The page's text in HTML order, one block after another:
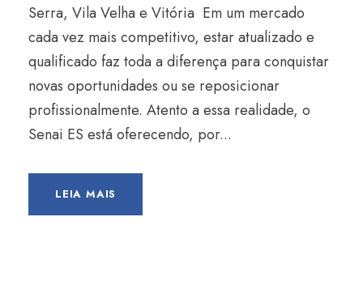
Serra, Vila Velha e Vitória Em um mercado
cada vez mais competitivo, estar atualizado e
qualificado faz toda a diferença para conquistar
novas oportunidades ou se reposicionar
profissionalmente. Atento a essa realidade, o
Senai ES está oferecendo, por...
LEIA MAIS